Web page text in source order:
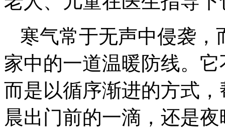
寒气常于无声中侵袭，
家中的一道温暖防线。
而是以循序渐进的方式
晨出门前的一滴，还是